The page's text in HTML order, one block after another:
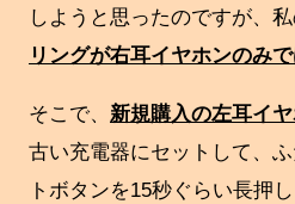
しようと思ったのですが、
リングが右耳イヤホンのみ
そこで、 新規購入の左耳イ
古い充電器にセットして、
トボタンを15秒ぐらい長押